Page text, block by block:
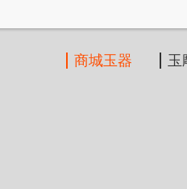
商城玉器 玉